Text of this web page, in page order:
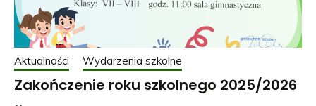
Aktualności Wydarzenia szkolne
Zakończenie roku szkolnego 2025/2026